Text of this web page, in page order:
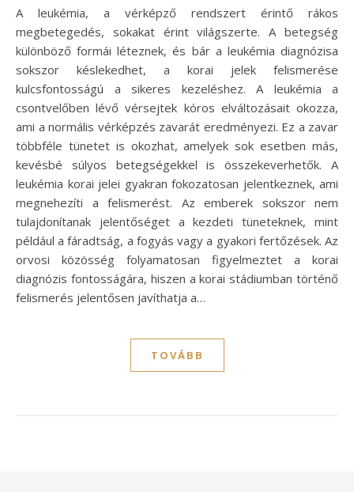
A leukémia, a vérképző rendszert érintő rákos
megbetegedés, sokakat érint világszerte. A betegség
különböző formái léteznek, és bár a leukémia diagnózisa
sokszor késlekedhet, a korai jelek felismerése
kulcsfontosságú a sikeres kezeléshez. A leukémia a
csontvelőben lévő vérsejtek kóros elváltozásait okozza,
ami a normális vérképzés zavarát eredményezi. Ez a zavar
többféle tünetet is okozhat, amelyek sok esetben más,
kevésbé súlyos betegségekkel is összekeverhetők. A
leukémia korai jelei gyakran fokozatosan jelentkeznek, ami
megnehezíti a felismerést. Az emberek sokszor nem
tulajdonítanak jelentőséget a kezdeti tüneteknek, mint
például a fáradtság, a fogyás vagy a gyakori fertőzések. Az
orvosi közösség folyamatosan figyelmeztet a korai
diagnózis fontosságára, hiszen a korai stádiumban történő
felismerés jelentősen javíthatja a…
TOVÁBB